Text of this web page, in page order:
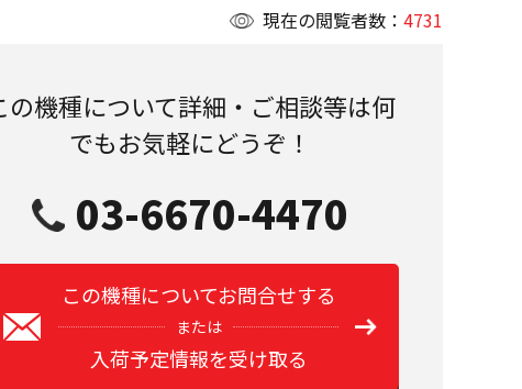
現在の閲覧者数： 4731
の機種について詳細・ご相談等は何
でもお気軽にどうぞ！
03-6670-4470
この機種についてお問合せする
または
入荷予定情報を受け取る